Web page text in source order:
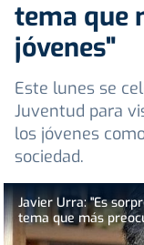
tema que
jóvenes"
Este lunes se
Juventud para
los jóvenes
sociedad.
Javier Urra: "Es
tema que más